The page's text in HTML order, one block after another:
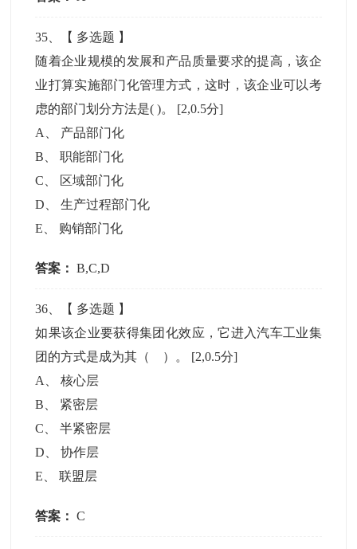
35 、【 多选题 】
随着企业规模的发展和产品质量要求的提高，该企
业打算实施部门化管理方式，这时，该企业可以考
虑的部门划分方法是( )。 [2,0.5分]
A
产品部门化
B 、职能部门化
C
区域部门化
D 、生产过程部门化
E
购销部门化
答案： B,C,D
36 、【 多选题 】
如果该企业要获得集团化效应，它进入汽车工业集
团的方式是成为其（ ）。 [2,0.5分]
A
、核心层
B
紧密层
C 、半紧密层
D 、协作层
E 、联盟层
答案： C